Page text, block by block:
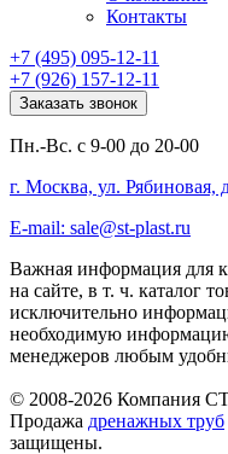
Контакты
+7 (495) 095-12-11
+7 (926) 157-12-11
Заказать звонок
Пн.-Вс. с 9-00 до 20-00
г. Москва, ул. Рябиновая,
E-mail: sale@st-plast.ru
Важная информация для
на сайте, в т. ч. каталог
исключительно
необходимую
менеджеров любым
© 2008-2026 Компания
Продажа дренажных труб
защищены.